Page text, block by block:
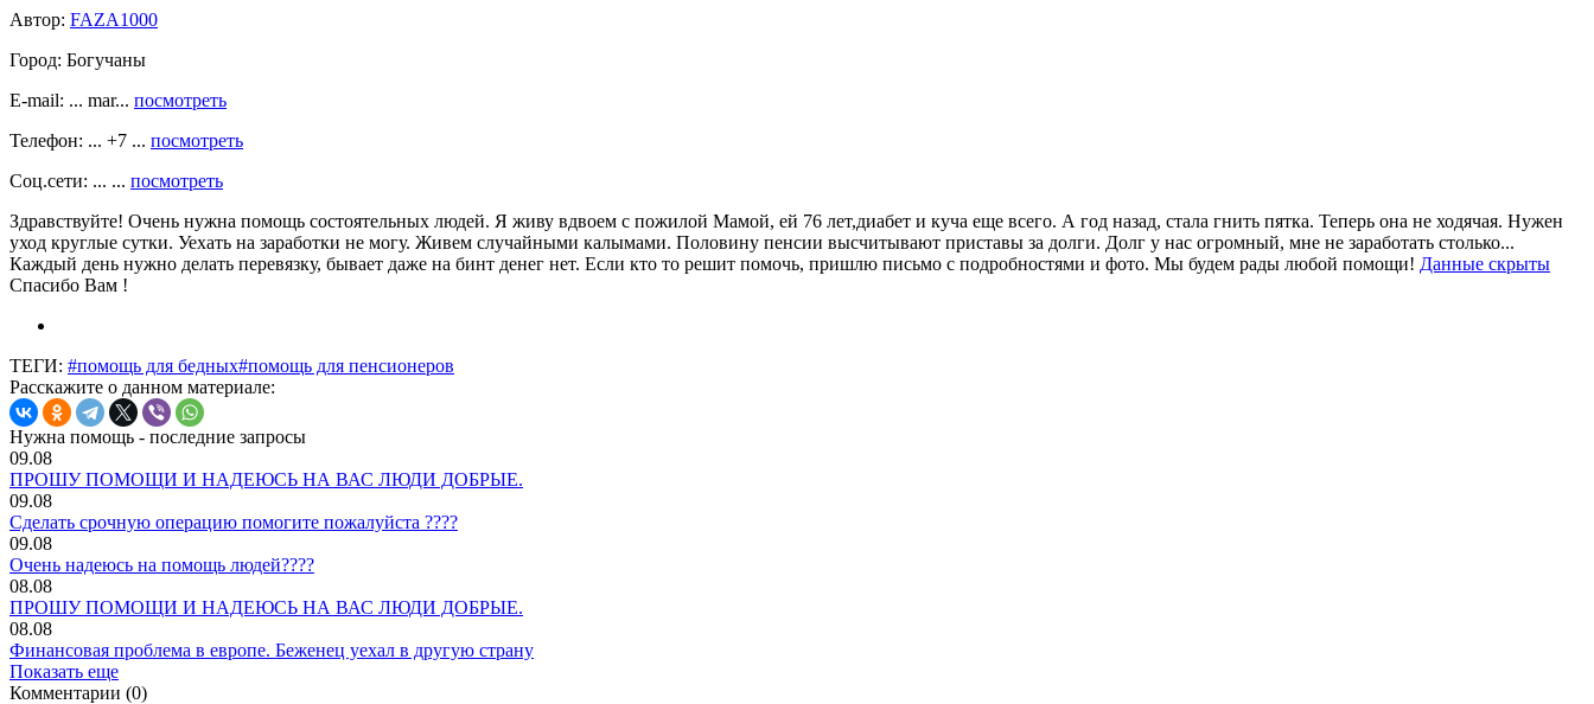
Автор: FAZA1000
Город: Богучаны
E-mail: ... mar... посмотреть
Телефон: ... +7 ... посмотреть
Соц.сети: ... ... посмотреть
Здравствуйте! Очень нужна помощь состоятельных людей. Я живу вдвоем с пожилой Мамой, ей 76 лет,диабет и куча еще всего. А год назад, стала гнить пятка. Теперь она не ходячая. Нужен
уход круглые сутки. Уехать на заработки не могу. Живем случайными калымами. Половину пенсии высчитывают приставы за долги. Долг у нас огромный, мне не заработать столько...
Каждый день нужно делать перевязку, бывает даже на бинт денег нет. Если кто то решит помочь, пришлю письмо с подробностями и фото. Мы будем рады любой помощи! Данные скрыты
Спасибо Вам !
ТЕГИ: #помощь для бедных#помощь для пенсионеров
Расскажите о данном материале:
Нужна помощь - последние запросы
09.08
ПРОШУ ПОМОЩИ И НАДЕЮСЬ НА ВАС ЛЮДИ ДОБРЫЕ.
09.08
Сделать срочную операцию помогите пожалуйста ????
09.08
Очень надеюсь на помощь людей????
08.08
ПРОШУ ПОМОЩИ И НАДЕЮСЬ НА ВАС ЛЮДИ ДОБРЫЕ.
08.08
Финансовая проблема в европе. Беженец уехал в другую страну
Показать еще
Комментарии (0)